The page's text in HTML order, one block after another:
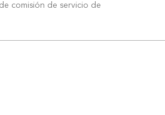
comisión de servicio de